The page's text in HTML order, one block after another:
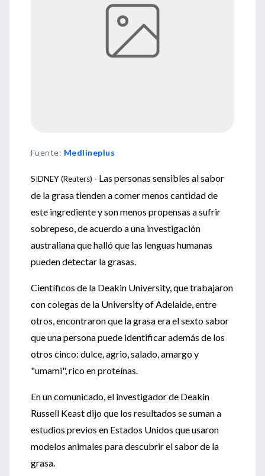
Fuente: Medlineplus
SIDNEY (Reuters) - Las personas sensibles al sabor
de la grasa tienden a comer menos cantidad de
este ingrediente y son menos propensas a sufrir
sobrepeso, de acuerdo a una investigación
australiana que halló que las lenguas humanas
pueden detectar la grasas.
Científicos de la Deakin University, que trabajaron
con colegas de la University of Adelaide, entre
otros, encontraron que la grasa era el sexto sabor
que una persona puede identificar además de los
otros cinco: dulce, agrio, salado, amargo y
"umami", rico en proteínas.
En un comunicado, el investigador de Deakin
Russell Keast dijo que los resultados se suman a
estudios previos en Estados Unidos que usaron
modelos animales para descubrir el sabor de la
grasa.